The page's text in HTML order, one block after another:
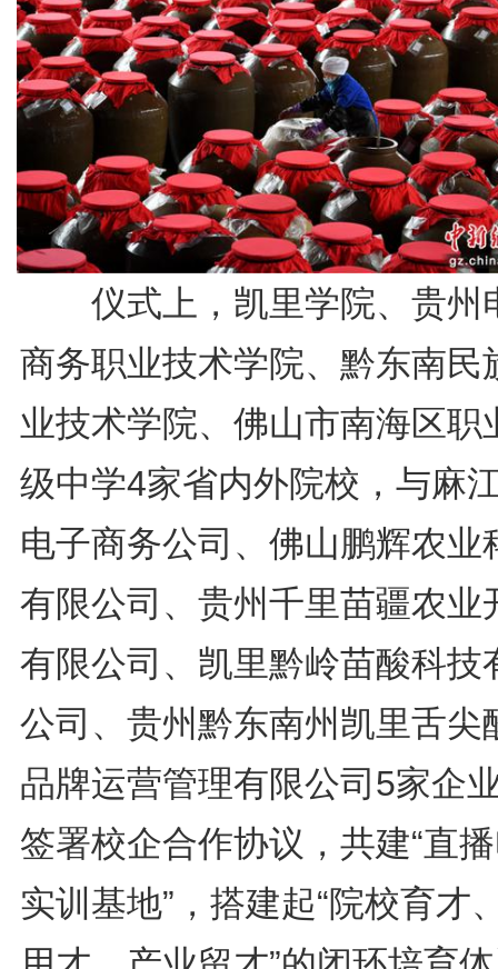
仪式上，凯里学院、贵州
商务职业技术学院、黔东南民
业技术学院、佛山市南海区职
级中学4家省内外院校，与麻
电子商务公司、佛山鹏辉农业
有限公司、贵州千里苗疆农业
有限公司、凯里黔岭苗酸科技
公司、贵州黔东南州凯里舌尖
品牌运营管理有限公司5家企
签署校企合作协议，共建“直
实训基地”，搭建起“院校育才